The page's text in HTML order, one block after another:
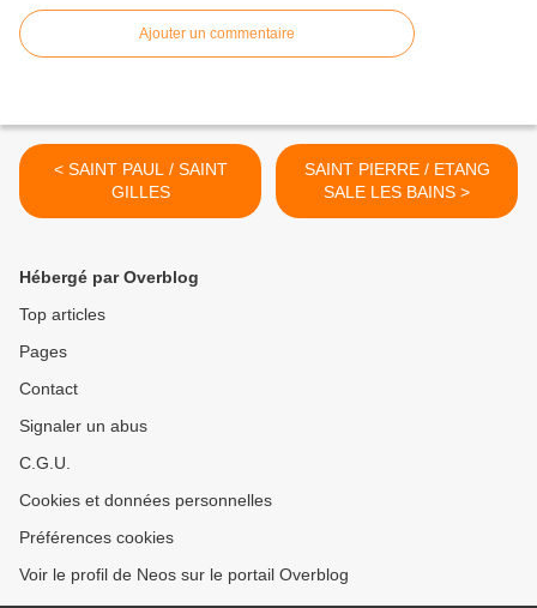
Ajouter un commentaire
< SAINT PAUL / SAINT
GILLES
SAINT PIERRE / ETANG
SALE LES BAINS >
Hébergé par Overblog
Top articles
Pages
Contact
Signaler un abus
C.G.U.
Cookies et données personnelles
Préférences cookies
Voir le profil de Neos sur le portail Overblog